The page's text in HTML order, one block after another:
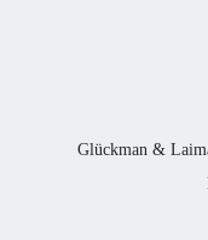
Glückman &